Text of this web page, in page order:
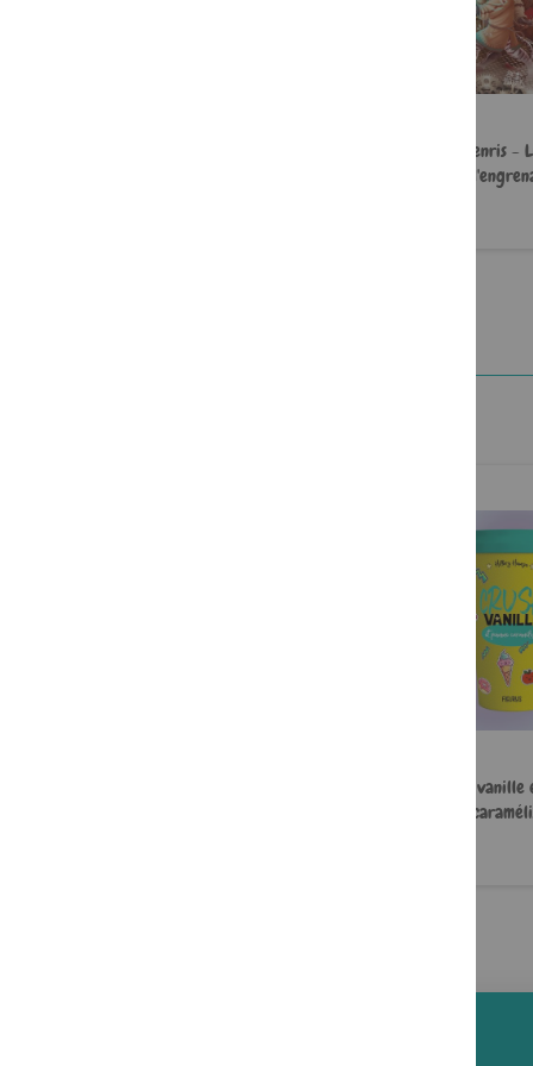
Willy et Fenris -
Crush,